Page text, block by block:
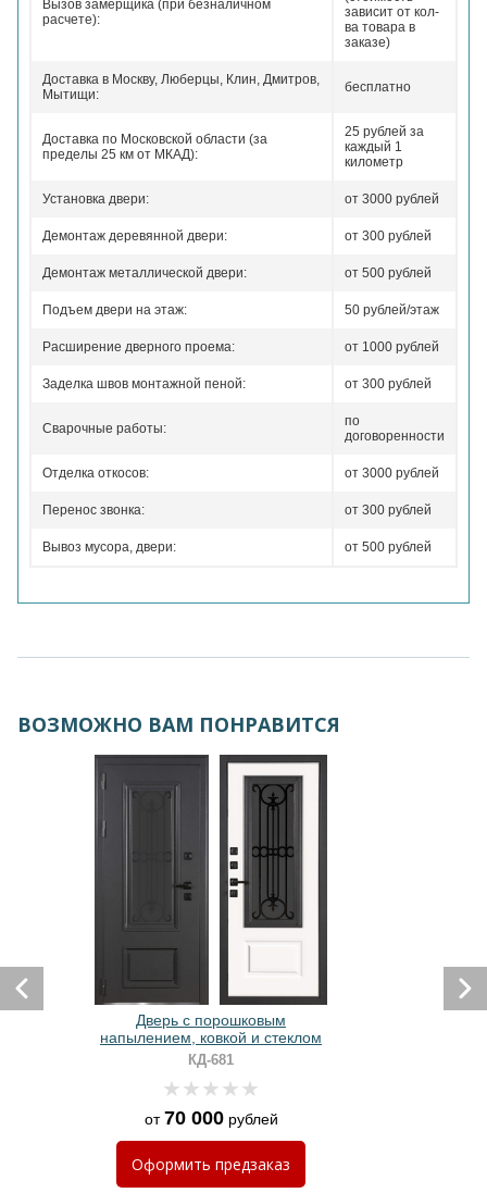
Вызов замерщика (при безналичном
расчете):
зависит от кол-
ва товара в
заказе)
Доставка в Москву, Люберцы, Клин, Дмитров,
Мытищи:
бесплатно
Доставка по Московской области (за
пределы 25 км от МКАД):
25 рублей за
каждый 1
километр
Установка двери: от 3000 рублей
Демонтаж деревянной двери: от 300 рублей
Демонтаж металлической двери: от 500 рублей
Подъем двери на этаж: 50 рублей/этаж
Расширение дверного проема: от 1000 рублей
Заделка швов монтажной пеной: от 300 рублей
Сварочные работы:
по
договоренности
Отделка откосов: от 3000 рублей
Перенос звонка: от 300 рублей
Вывоз мусора, двери: от 500 рублей
ВОЗМОЖНО ВАМ ПОНРАВИТСЯ
Дверь с порошковым
напылением, ковкой и стеклом
КД-681
от70 000рублей
Оформить предзаказ